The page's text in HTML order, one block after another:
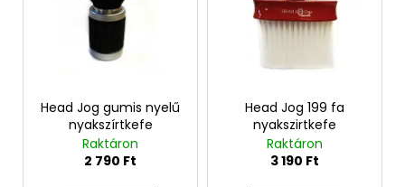
Head Jog gumis nyelű
nyakszírtkefe
Raktáron
2 790 Ft
Head Jog 199 fa
nyakszirtkefe
Raktáron
3 190 Ft